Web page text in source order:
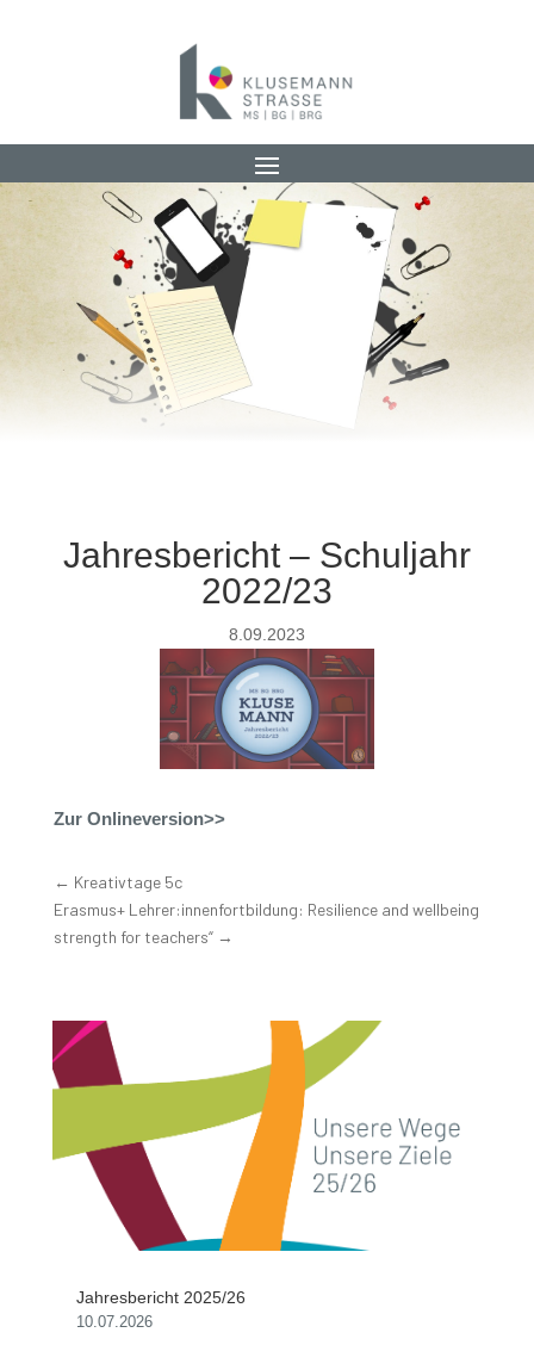
Jahresbericht – Schuljahr
2022/23
8.09.2023
Zur Onlineversion>>
← Kreativtage 5c
Erasmus+ Lehrer:innenfortbildung: Resilience and wellbeing
strength for teachers“→
Jahresbericht 2025/26
10.07.2026